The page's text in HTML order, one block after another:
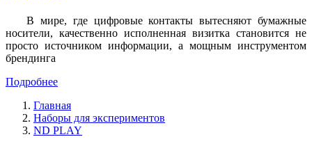
В мире, где цифровые контакты вытесняют бумажные
носители, качественно исполненная визитка становится не
просто источником информации, а мощным инструментом
брендинга
Подробнее
Главная
Наборы для экспериментов
ND PLAY